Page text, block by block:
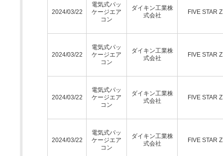
2024/03/22
電気式パッ
ケージエア
コン
ダイキン工業株
式会社
FIVE STAR
2024/03/22
電気式パッ
ケージエア
コン
ダイキン工業株
式会社
FIVE STAR
2024/03/22
電気式パッ
ケージエア
コン
ダイキン工業株
式会社
FIVE STAR
2024/03/22
電気式パッ
ケージエア
コン
ダイキン工業株
式会社
FIVE STAR